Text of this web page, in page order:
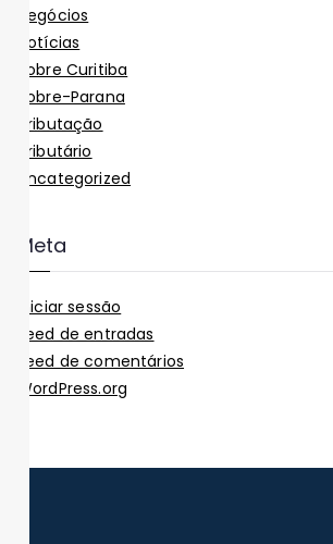
Negócios
Notícias
Sobre Curitiba
Sobre-Parana
Tributação
Tributário
Uncategorized
Meta
Iniciar sessão
Feed de entradas
Feed de comentários
WordPress.org